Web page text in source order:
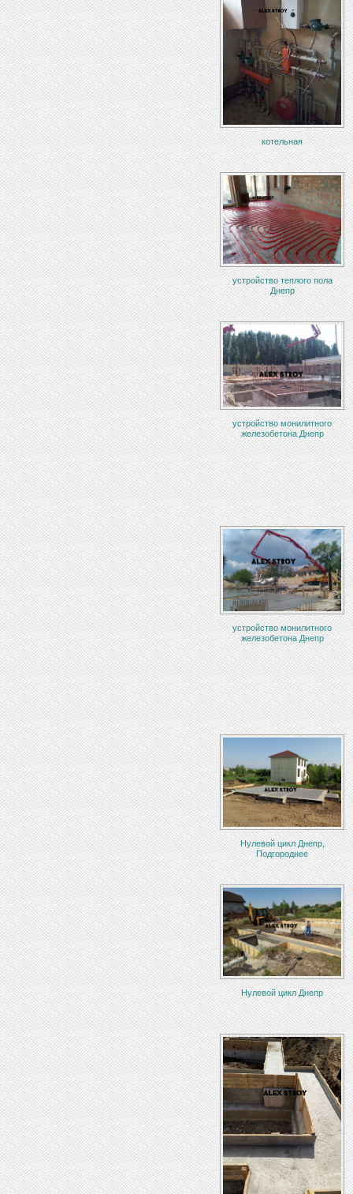
котельная
устройство теплого пола
Днепр
устройство монилитного
железобетона Днепр
устройство монилитного
железобетона Днепр
Нулевой цикл Днепр,
Подгороднее
Нулевой цикл Днепр